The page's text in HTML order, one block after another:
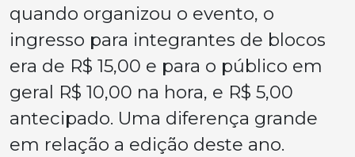
quando organizou o evento, o
ingresso para integrantes de blocos
era de R$ 15,00 e para o público em
geral R$ 10,00 na hora, e R$ 5,00
antecipado. Uma diferença grande
em relação a edição deste ano.